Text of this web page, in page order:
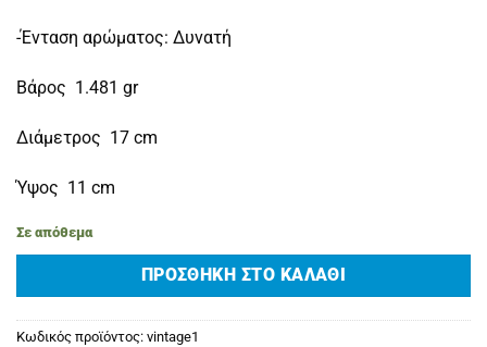
-Ένταση αρώματος: Δυνατή
Βάρος 1.481 gr
Διάμετρος 17 cm
Ύψος 11 cm
Σε απόθεμα
ΠΡΟΣΘΉΚΗ ΣΤΟ ΚΑΛΆΘΙ
Κωδικός προϊόντος: vintage1